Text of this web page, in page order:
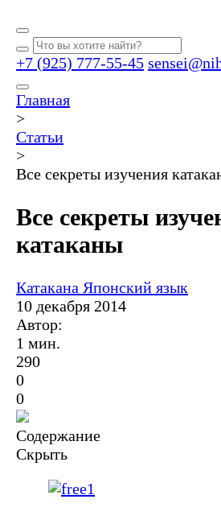
+7 (925) 777-55-45
Главная
>
Статьи
>
Все секреты изучения
Все секреты
катаканы
Катакана Японский язык
10 декабря 2014
Автор:
1 мин.
290
0
0
Содержание
Скрыть